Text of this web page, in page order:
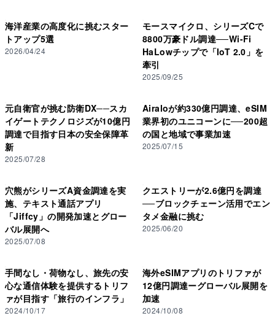
海洋産業の高度化に挑むスター
トアップ5選
2026/04/24
モースマイクロ、シリーズCで
8800万豪ドル調達──Wi-Fi
HaLowチップで「IoT 2.0」を
牽引
2025/09/25
元自衛官が挑む防衛DX──スカ
イゲートテクノロジズが10億円
調達で目指す日本の安全保障革
新
2025/07/28
Airaloが約330億円調達、eSIM
業界初のユニコーンに──200超
の国と地域で事業加速
2025/07/15
穴熊がシリーズA資金調達を実
施、テキスト通話アプリ
「Jiffcy」の開発加速とグロー
バル展開へ
2025/07/08
クエストリーが2.6億円を調達
──ブロックチェーン活用でエン
タメ金融に挑む
2025/06/20
手間なし・荷物なし、旅先の安
心な通信体験を提供するトリフ
ァが目指す「旅行のインフラ」
2024/10/17
海外eSIMアプリのトリファが
12億円調達ーグローバル展開を
加速
2024/10/08